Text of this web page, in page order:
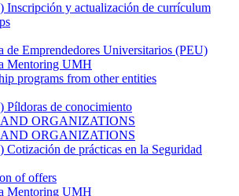
Inscripción y actualización de currículum
de Emprendedores Universitarios (PEU)
Mentoring UMH
programs from other entities
Píldoras de conocimiento
ORGANIZATIONS
ORGANIZATIONS
Cotización de prácticas en la Seguridad
of offers
Mentoring UMH